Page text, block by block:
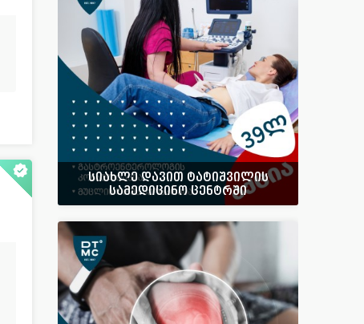
სიახლე დავით ტატიშვილის
სამედიცინო ცენტრში